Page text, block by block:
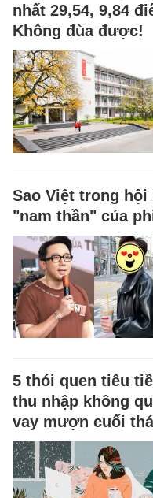
nhất 29,54, 9,84
Không đùa được!
Sao Việt trong
"nam thần" của
5 thói quen tiêu
thu nhập không
vay mượn cuối